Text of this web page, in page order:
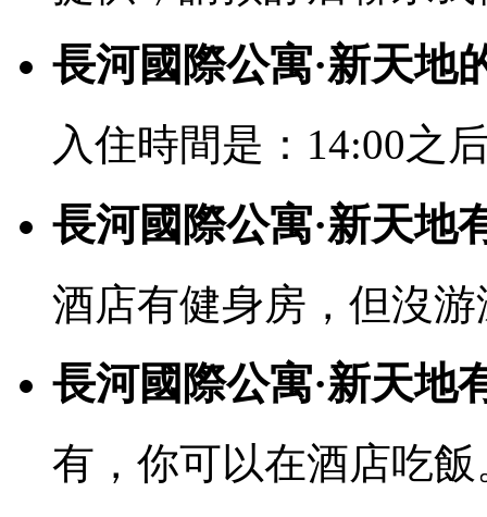
長河國際公寓·新天地
入住時間是：14:00之
長河國際公寓·新天地
酒店有健身房，但沒
長河國際公寓·新天地
有，你可以在酒店吃飯